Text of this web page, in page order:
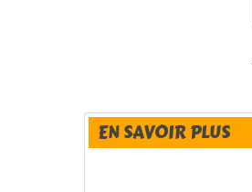
EN SAVOIR PLUS